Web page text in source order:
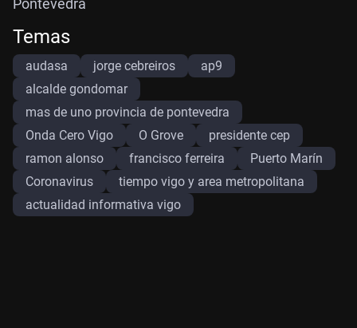
Pontevedra
Temas
audasa jorge cebreiros
ap9
alcalde gondomar
mas de uno provincia de pontevedra
Onda Cero Vigo
O Grove
presidente cep
ramon alonso
francisco ferreira
Puerto Marín
Coronavirus
tiempo vigo y area metropolitana
actualidad informativa vigo